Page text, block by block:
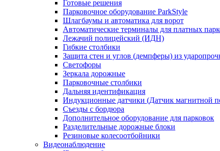
Готовые решения
Парковочное оборудование ParkStyle
Шлагбаумы и автоматика для ворот
Автоматические терминалы для платных
Лежачий полицейский (ИДН)
Гибкие столбики
Защита стен и углов (демпферы) из
Светофоры
Зеркала дорожные
Парковочные столбики
Дальняя идентификация
Индукционные датчики (Датчик магнитной
Съезды с бордюра
Дополнительное оборудование для парковок
Разделительные дорожные блоки
Резиновые колесоотбойники
Видеонаблюдение